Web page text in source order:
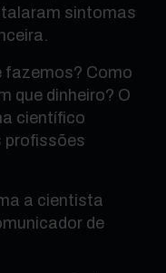
sintomas
fazemos? Como
que dinheiro? O
científico
profissões
a cientista
de